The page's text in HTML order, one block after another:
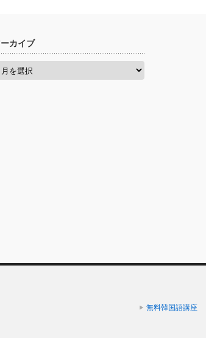
カイブ
無料韓国語講座